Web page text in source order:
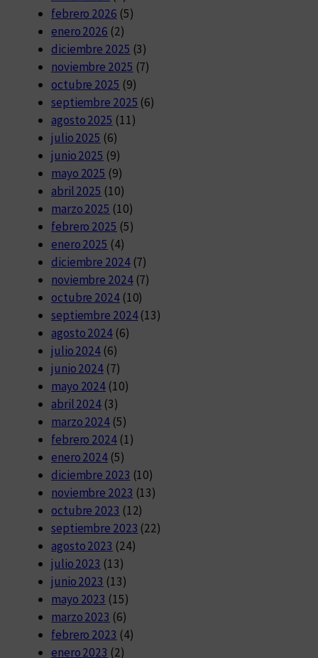
febrero 2026 (5)
enero 2026 (2)
diciembre 2025 (3)
noviembre 2025 (7)
octubre 2025 (9)
septiembre 2025 (6)
agosto 2025 (11)
julio 2025 (6)
junio 2025 (9)
mayo 2025 (9)
abril 2025 (10)
marzo 2025 (10)
febrero 2025 (5)
enero 2025 (4)
diciembre 2024(7)
noviembre 2024(7)
octubre 2024(10)
septiembre 2024(13)
agosto 2024(6)
julio 2024 (6)
junio 2024 (7)
mayo 2024 (10)
abril 2024 (3)
marzo 2024 (5)
febrero 2024(1)
enero 2024 (5)
diciembre 2023 (10)
noviembre 2023 (13)
octubre 2023 (12)
septiembre 2023 (22)
agosto 2023 (24)
julio 2023 (13)
junio 2023 (13)
mayo 2023 (15)
marzo 2023 (6)
febrero 2023 (4)
enero 2023 (2)